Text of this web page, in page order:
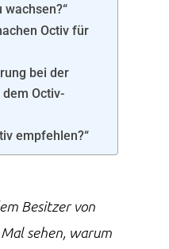
wachsen?“
Octiv für
bei der
Octiv-
empfehlen?“
Besitzer von
sehen, warum